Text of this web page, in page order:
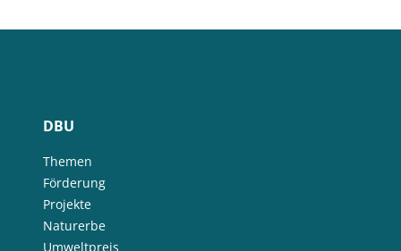
DBU
Themen
Förderung
Projekte
Naturerbe
Umweltpreis